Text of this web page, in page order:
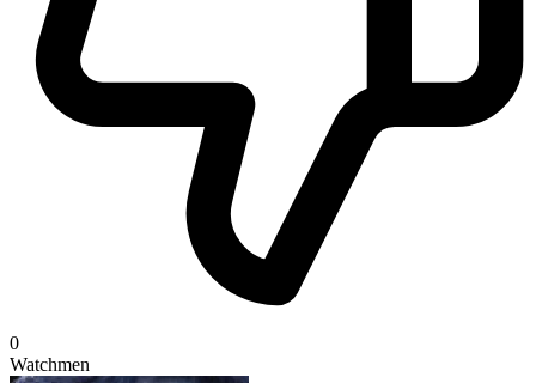
0
Watchmen